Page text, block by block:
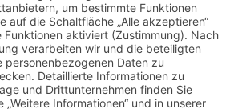
& Vorab-Überweisung